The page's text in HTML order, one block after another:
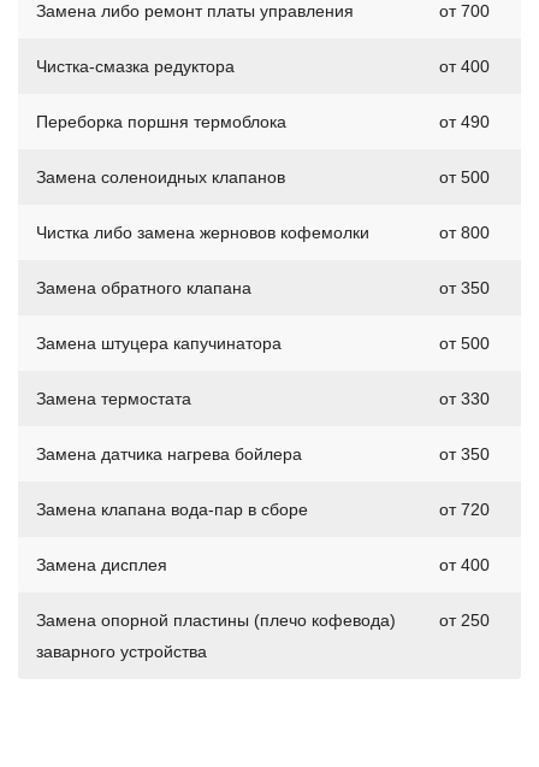
Замена либо ремонт платы управления от 700
Чистка-смазка редуктора от 400
Переборка поршня термоблока от 490
Замена соленоидных клапанов от 500
Чистка либо замена жерновов кофемолки от 800
Замена обратного клапана от 350
Замена штуцера капучинатора от 500
Замена термостата от 330
Замена датчика нагрева бойлера от 350
Замена клапана вода-пар в сборе от 720
Замена дисплея от 400
Замена опорной пластины (плечо кофевода)
заварного устройства
от 250